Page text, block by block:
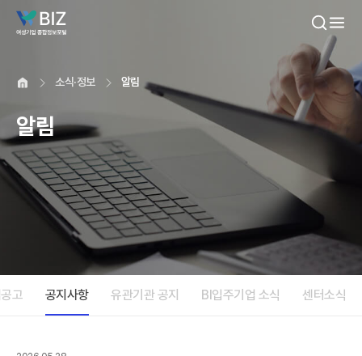
소식·정보 알림
알림
고 공지사항 유관기관 공지 BI입주기업 소식 센터소식